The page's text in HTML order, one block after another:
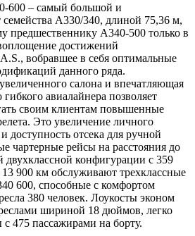
600 – самый большой и
семейства А330/340, длиной 75,36 м,
предшественнику А340-500 только в
достижений
вобравшее в себя оптимальные
данного ряда.
салона и впечатляющая
гибкого авиалайнера позволяет
своим клиентам повышенные
Это увеличение личного
доступность отсека для ручной
чартерные рейсы на расстояния до
двухклассной конфигурации с 359
900 км обслуживают трехклассные
600, способные с комфортом
380 человек. Лоукосты эконом
шириной 18 дюймов, легко
475 пассажирами на борту.